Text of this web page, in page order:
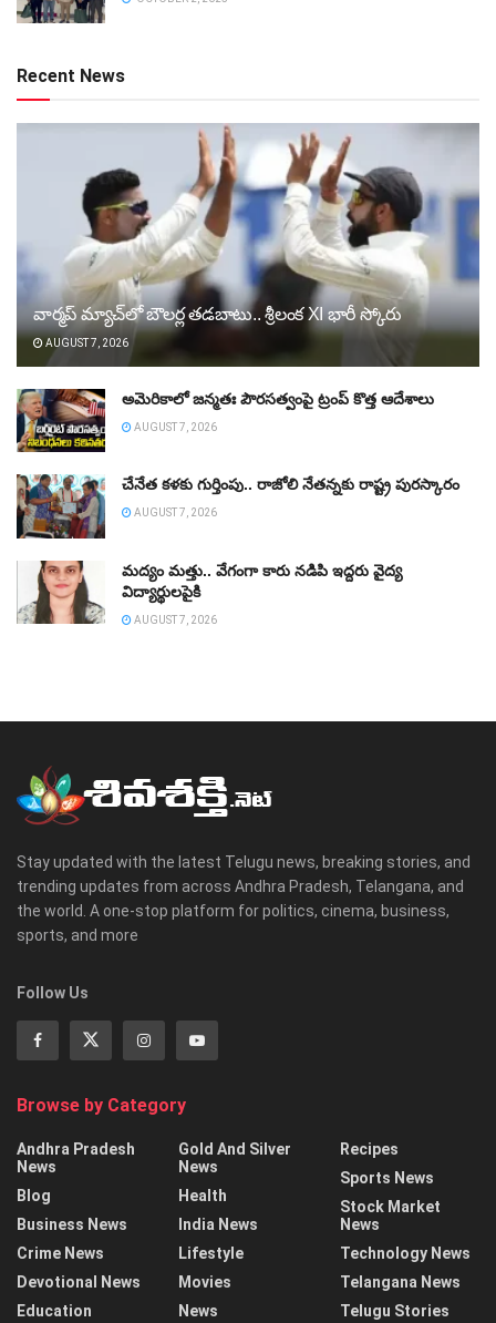
Recent News
వార్మప్‌ మ్యాచ్‌లో బౌలర్ల తడబాటు.. శ్రీలంక XI భారీ స్కోరు
AUGUST 7, 2026
అమెరికాలో జన్మతః పౌరసత్వంపై ట్రంప్‌ కొత్త ఆదేశాలు
AUGUST 7, 2026
చేనేత కళకు గుర్తింపు.. రాజోలి నేతన్నకు రాష్ట్ర పురస్కారం
AUGUST 7, 2026
మద్యం మత్తు.. వేగంగా కారు నడిపి ఇద్దరు వైద్య
విద్యార్థులపైకి
AUGUST 7, 2026
Stay updated with the latest Telugu news, breaking stories, and
trending updates from across Andhra Pradesh, Telangana, and
the world. A one-stop platform for politics, cinema, business,
sports, and more
Follow Us
Browse by Category
Andhra Pradesh
News
Blog
Business News
Crime News
Devotional News
Education
Gold And Silver
News
Health
India News
Lifestyle
Movies
News
Recipes
Sports News
Stock Market
News
Technology News
Telangana News
Telugu Stories